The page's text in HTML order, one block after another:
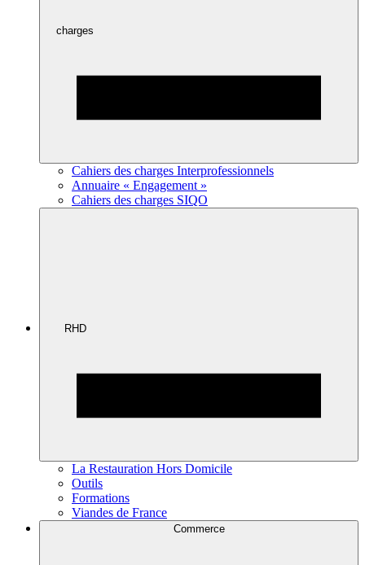
charges
Cahiers des charges Interprofessionnels
Annuaire « Engagement »
Cahiers des charges SIQO
RHD
La Restauration Hors Domicile
Outils
Formations
Viandes de France
Commerce